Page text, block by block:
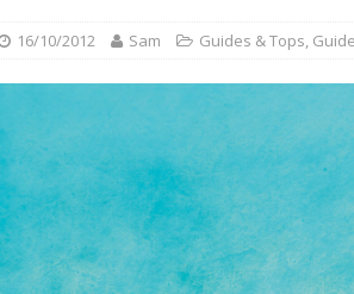
16/10/2012 Sam Guides & Tops,